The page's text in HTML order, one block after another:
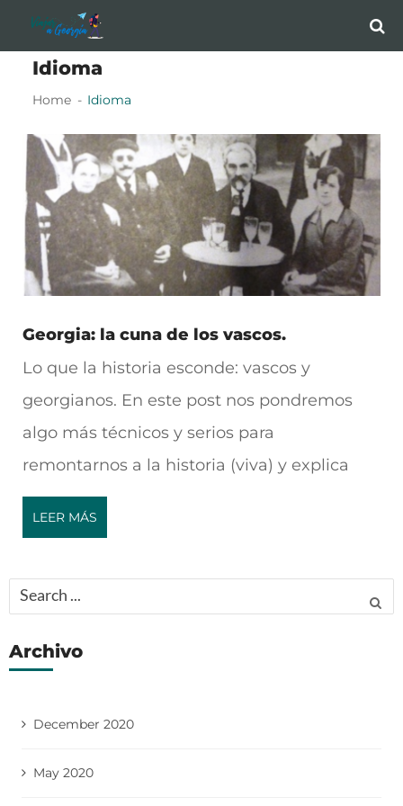
Skip
to
navigation
Skip
to
content
Idioma
Home Idioma
Georgia: la cuna de los vascos.
Lo que la historia esconde: vascos y
georgianos. En este post nos pondremos
algo más técnicos y serios para
remontarnos a la historia (viva) y explica
LEER MÁS
Search
Archivo
December 2020
May 2020